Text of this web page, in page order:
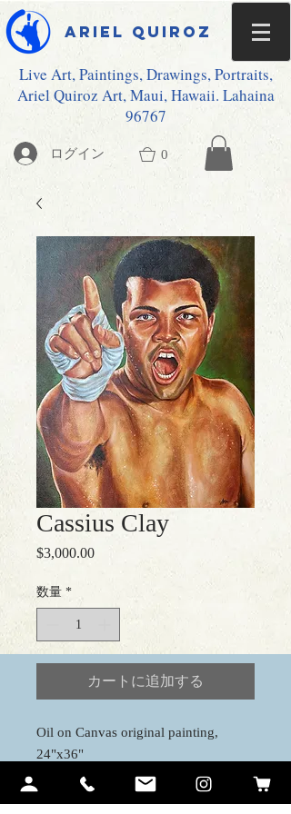
Ariel Quiroz
Live Art, Paintings, Drawings, Portraits,
Ariel Quiroz Art, Maui, Hawaii. Lahaina
96767
ログイン 0
Cassius Clay
$3,000.00価
数量 *
カートに追加する
Oil on Canvas original painting,
24"x36"